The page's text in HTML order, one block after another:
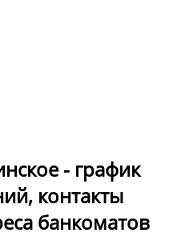
- график
контакты
банкоматов